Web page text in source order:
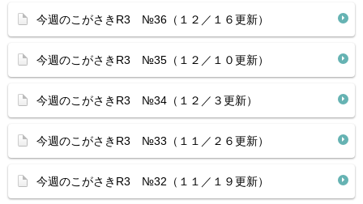
今週のこがさきR3 №36（１２／１６更新）
今週のこがさきR3 №35（１２／１０更新）
今週のこがさきR3 №34（１２／３更新）
今週のこがさきR3 №33（１１／２６更新）
今週のこがさきR3 №32（１１／１９更新）